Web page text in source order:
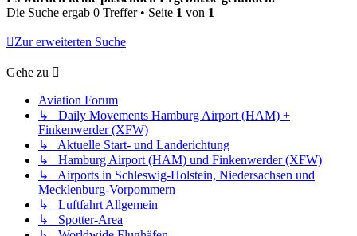
Die Suche ergab 0 Treffer • Seite 1 von 1
Zur erweiterten Suche
Gehe zu
Aviation Forum
↳ Daily Movements Hamburg Airport (HAM) +
Finkenwerder (XFW)
↳ Aktuelle Start- und Landerichtung
↳ Hamburg Airport (HAM) und Finkenwerder (XFW)
↳ Airports in Schleswig-Holstein, Niedersachsen und
Mecklenburg-Vorpommern
↳ Luftfahrt Allgemein
↳ Spotter-Area